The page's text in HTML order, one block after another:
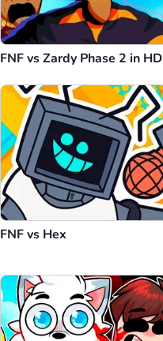
FNF vs Zardy Phase 2 in HD
FNF vs Hex